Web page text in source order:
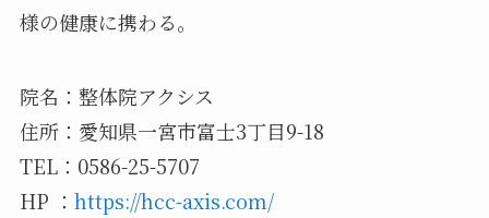
様の健康に携わる。
院名：整体院アクシス
住所：愛知県一宮市富士3丁目9-18
TEL：0586-25-5707
HP ： https://hcc-axis.com/